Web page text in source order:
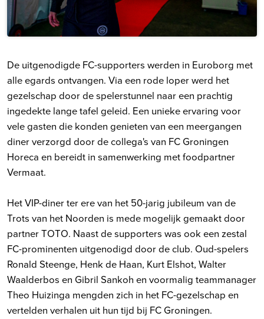
De uitgenodigde FC-supporters werden in Euroborg met
alle egards ontvangen. Via een rode loper werd het
gezelschap door de spelerstunnel naar een prachtig
ingedekte lange tafel geleid. Een unieke ervaring voor
vele gasten die konden genieten van een meergangen
diner verzorgd door de collega's van FC Groningen
Horeca en bereidt in samenwerking met foodpartner
Vermaat.
Het VIP-diner ter ere van het 50-jarig jubileum van de
Trots van het Noorden is mede mogelijk gemaakt door
partner TOTO. Naast de supporters was ook een zestal
FC-prominenten uitgenodigd door de club. Oud-spelers
Ronald Steenge, Henk de Haan, Kurt Elshot, Walter
Waalderbos en Gibril Sankoh en voormalig teammanager
Theo Huizinga mengden zich in het FC-gezelschap en
vertelden verhalen uit hun tijd bij FC Groningen.